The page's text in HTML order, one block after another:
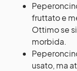
fruttato e
Ottimo se
morbida.
usato, ma